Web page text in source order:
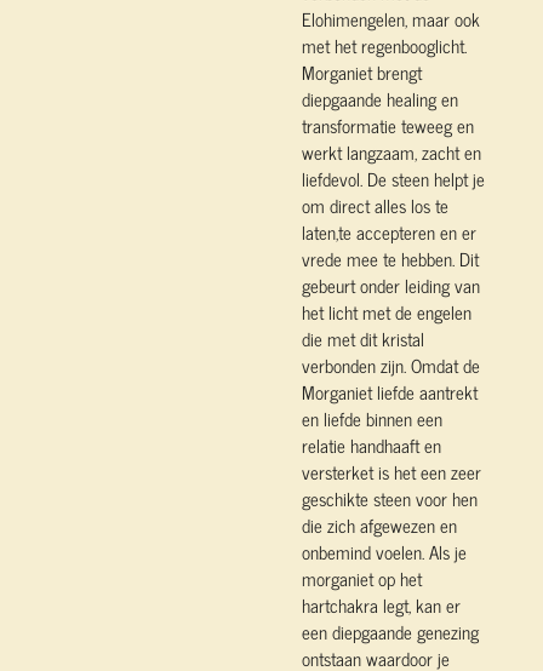
Elohimengelen, maar ook
met het regenbooglicht.
Morganiet brengt
diepgaande healing en
transformatie teweeg en
werkt langzaam, zacht en
liefdevol. De steen helpt je
om direct alles los te
laten,te accepteren en er
vrede mee te hebben. Dit
gebeurt onder leiding van
het licht met de engelen
die met dit kristal
verbonden zijn. Omdat de
Morganiet liefde aantrekt
en liefde binnen een
relatie handhaaft en
versterket is het een zeer
geschikte steen voor hen
die zich afgewezen en
onbemind voelen. Als je
morganiet op het
hartchakra legt, kan er
een diepgaande genezing
ontstaan waardoor je